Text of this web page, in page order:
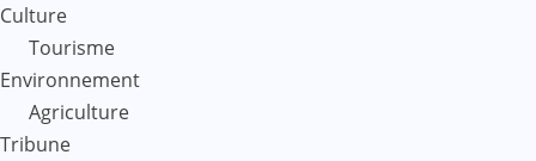
Culture
Tourisme
Environnement
Agriculture
Tribune